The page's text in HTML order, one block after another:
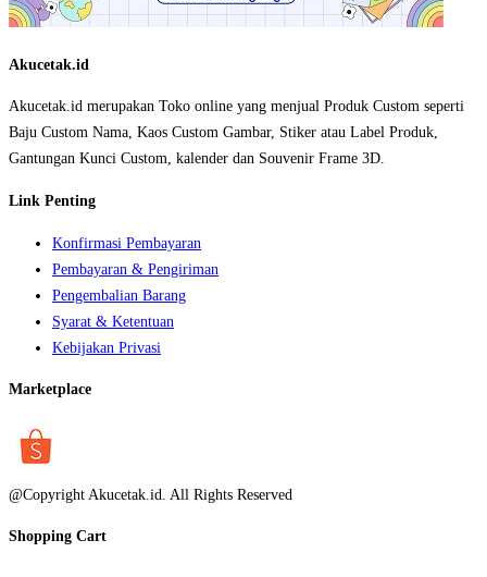
Akucetak.id
Akucetak.id merupakan Toko online yang menjual Produk Custom seperti
Baju Custom Nama, Kaos Custom Gambar, Stiker atau Label Produk,
Gantungan Kunci Custom, kalender dan Souvenir Frame 3D.
Link Penting
Konfirmasi Pembayaran
Pembayaran & Pengiriman
Pengembalian Barang
Syarat & Ketentuan
Kebijakan Privasi
Marketplace
@Copyright Akucetak.id. All Rights Reserved
Shopping Cart